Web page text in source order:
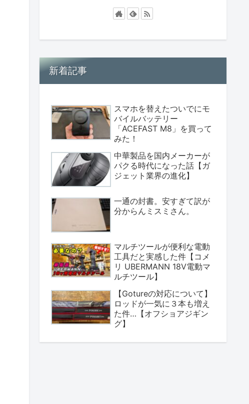
新着記事
スマホを替えたついでにモ
バイルバッテリー
「ACEFAST M8」を買って
みた！
中華製品を国内メーカーが
パクる時代になった話【ガ
ジェット業界の進化】
一通の封書。安すぎて訳が
分からんミスミさん。
マルチツールが便利な電動
工具だと実感した件【コメ
リ UBERMANN 18V電動マ
ルチツール】
【Gotureの対応について】
ロッドが一気に３本も増え
た件…【オフショアジギン
グ】